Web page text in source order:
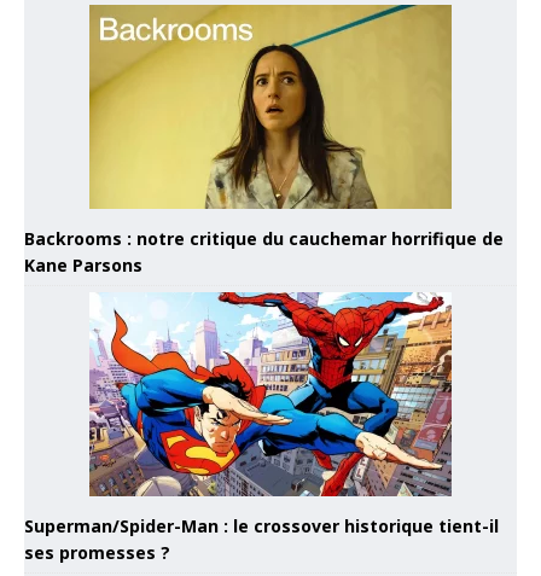
Backrooms : notre critique du cauchemar horrifique de
Kane Parsons
Superman/Spider-Man : le crossover historique tient-il
ses promesses ?